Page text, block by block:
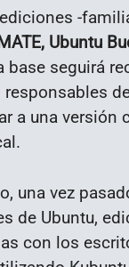
-
Ubuntu
base seguirá
a una
una vez
de Ubuntu,
con los